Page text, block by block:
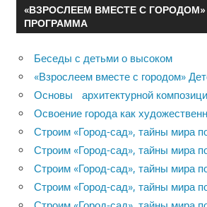
«ВЗРОСЛЕЕМ ВМЕСТЕ С
ПРОГРАММА
Беседы с детьми о высоком
«Взрослеем вместе с городом»
Основы архитектурной
Освоение города как
Строим «Город-сад», тайны мира
Строим «Город-сад», тайны мира
Строим «Город-сад», тайны мира
Строим «Город-сад», тайны мира